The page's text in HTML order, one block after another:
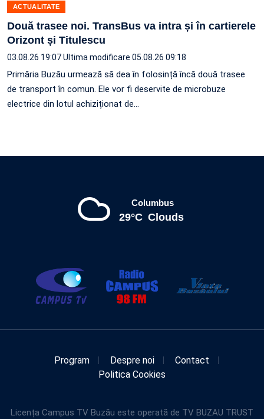
ACTUALITATE
Două trasee noi. TransBus va intra și în cartierele
Orizont și Titulescu
03.08.26 19:07Ultima modificare 05.08.26 09:18
Primăria Buzău urmează să dea în folosință încă două trasee
de transport în comun. Ele vor fi deservite de microbuze
electrice din lotul achiziționat de…
Columbus
29°C Clouds
Program Despre noi
Contact
Politica Cookies
Licența Campus TV Buzău este operată de TV BUZAU TRUST